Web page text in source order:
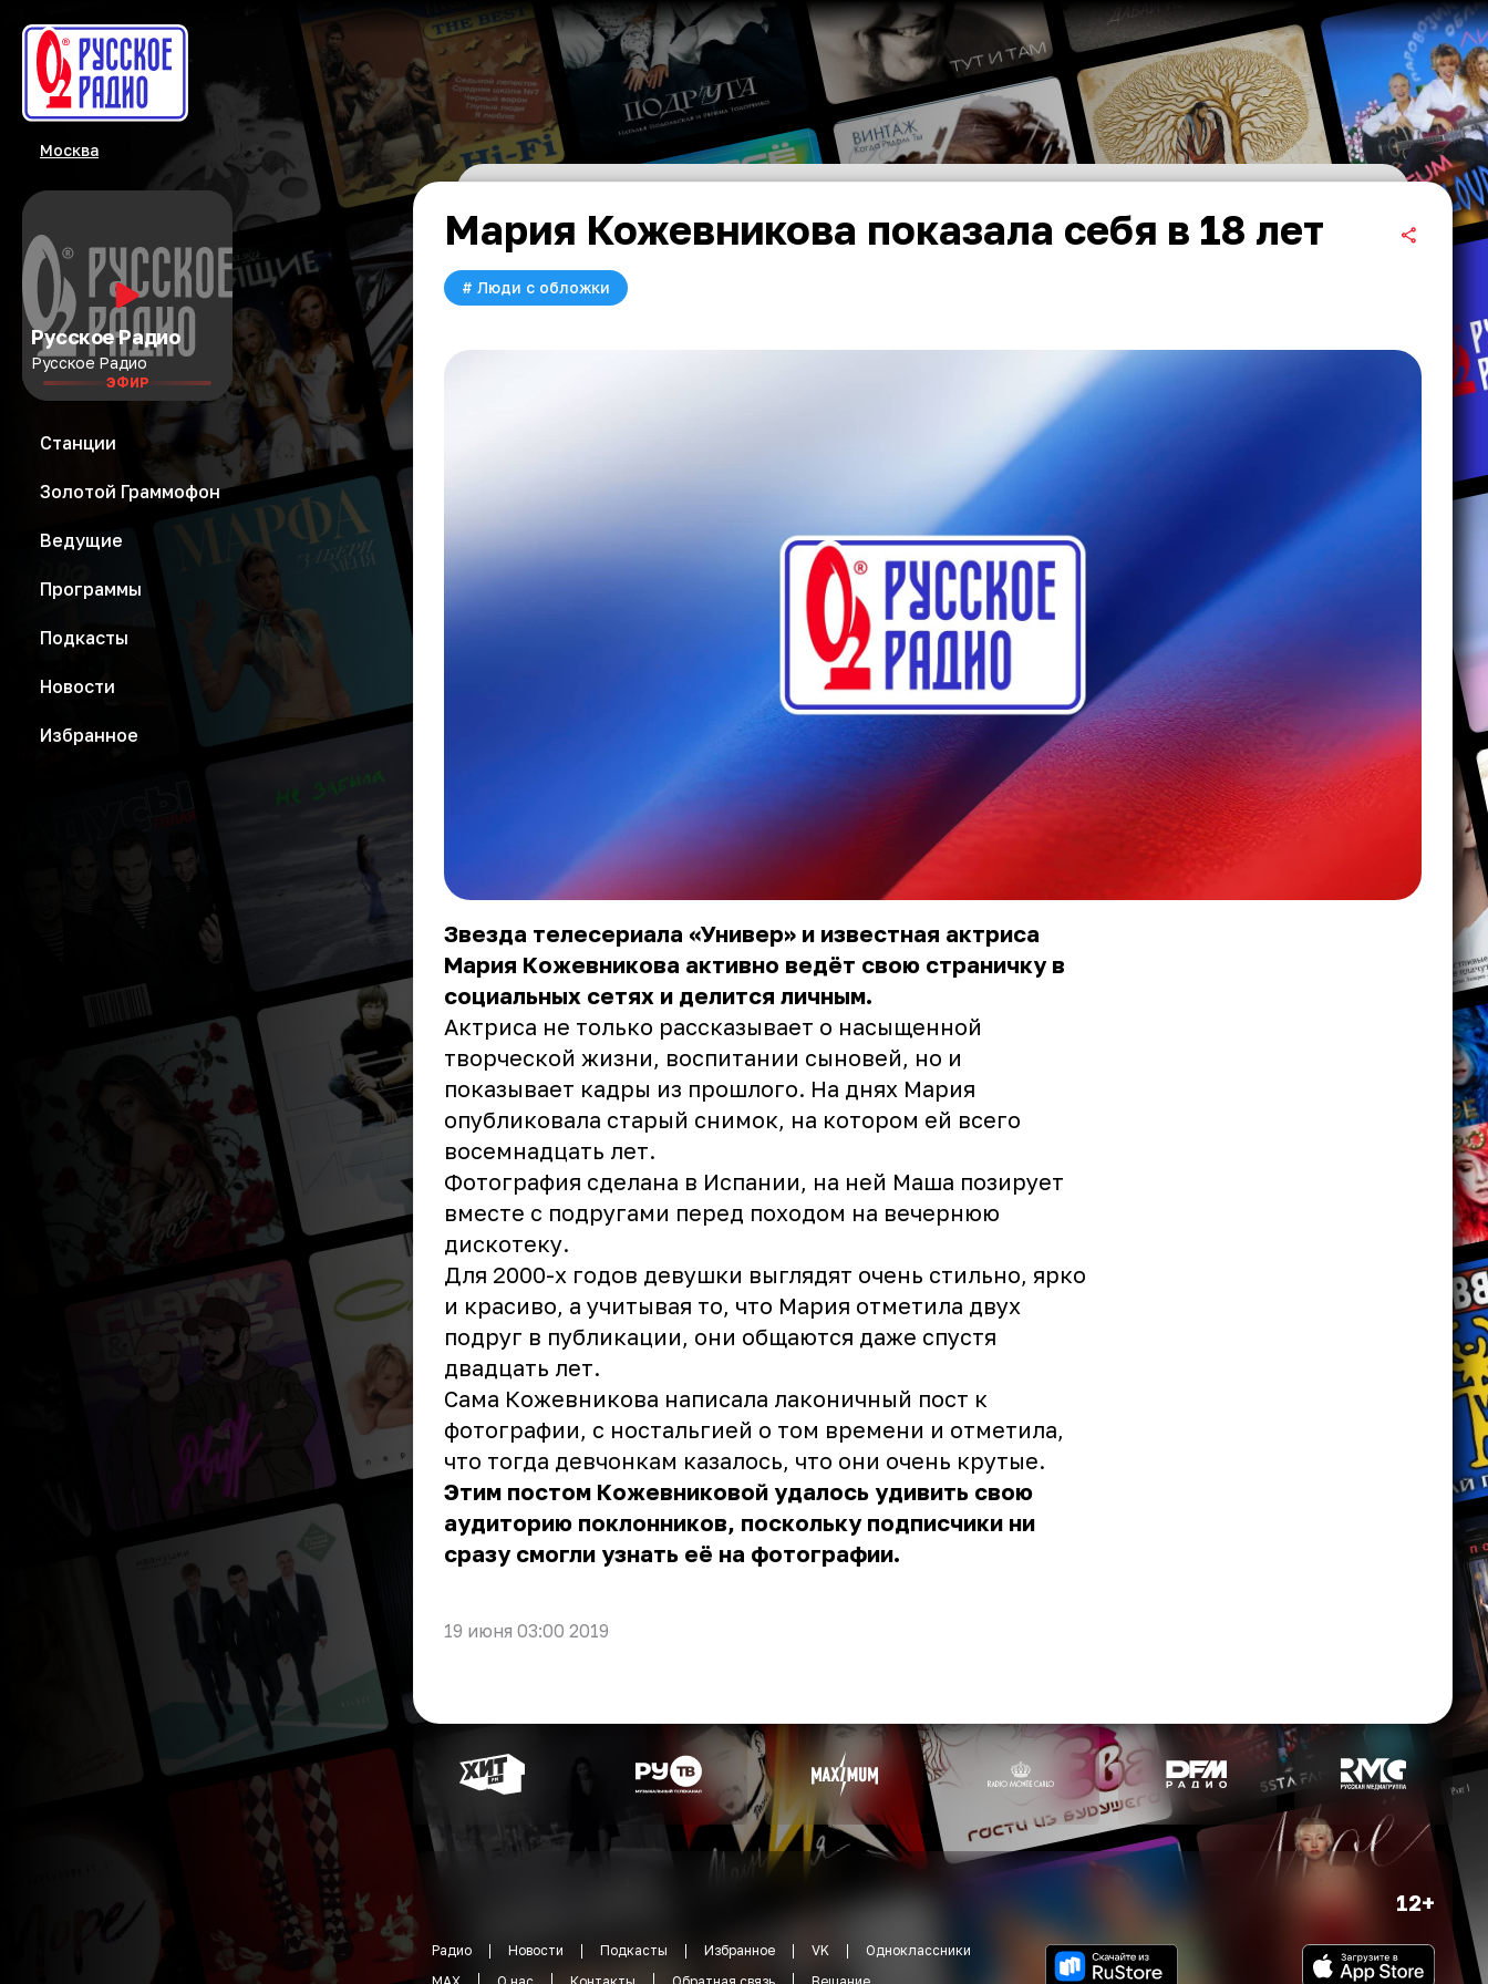
Москва
Русское Радио
Русское Радио
ЭФИР
Станции
Золотой Граммофон
Ведущие
Программы
Подкасты
Новости
Избранное
Мария Кожевникова показала себя в 18 лет
# Люди с обложки
Звезда телесериала «Универ» и известная актриса
Мария Кожевникова активно ведёт свою страничку в
социальных сетях и делится личным.
Актриса не только рассказывает о насыщенной
творческой жизни, воспитании сыновей, но и
показывает кадры из прошлого. На днях Мария
опубликовала старый снимок, на котором ей всего
восемнадцать лет.
Фотография сделана в Испании, на ней Маша позирует
вместе с подругами перед походом на вечернюю
дискотеку.
Для 2000-х годов девушки выглядят очень стильно, ярко
и красиво, а учитывая то, что Мария отметила двух
подруг в публикации, они общаются даже спустя
двадцать лет.
Сама Кожевникова написала лаконичный пост к
фотографии, с ностальгией о том времени и отметила,
что тогда девчонкам казалось, что они очень крутые.
Этим постом Кожевниковой удалось удивить свою
аудиторию поклонников, поскольку подписчики ни
сразу смогли узнать её на фотографии.
19 июня 03:00 2019
12+
Радио Новости Подкасты Избранное VK
Одноклассники